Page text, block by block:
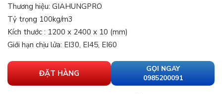
Thương hiệu: GIAHUNGPRO
Tỷ trọng 100kg/m3
Kích thước : 1200 x 2400 x 10 (mm)
Giới hạn chịu lửa: EI30, EI45, EI60
ĐẶT HÀNG
GỌI NGAY
0985200091